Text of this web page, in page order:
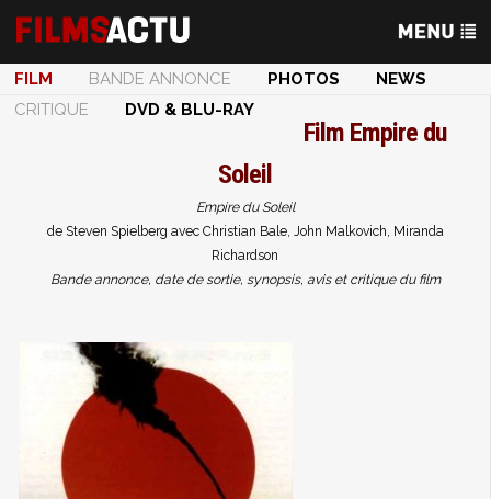
FILM BANDE ANNONCE PHOTOS
NEWS
CRITIQUE
DVD & BLU-RAY
Film Empire du
Soleil
Empire du Soleil
de Steven Spielberg avec Christian Bale, John Malkovich, Miranda
Richardson
Bande annonce, date de sortie, synopsis, avis et critique du film